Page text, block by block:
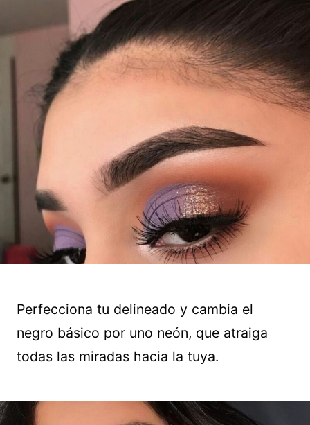
Perfecciona tu delineado y cambia el
negro básico por uno neón, que atraiga
todas las miradas hacia la tuya.